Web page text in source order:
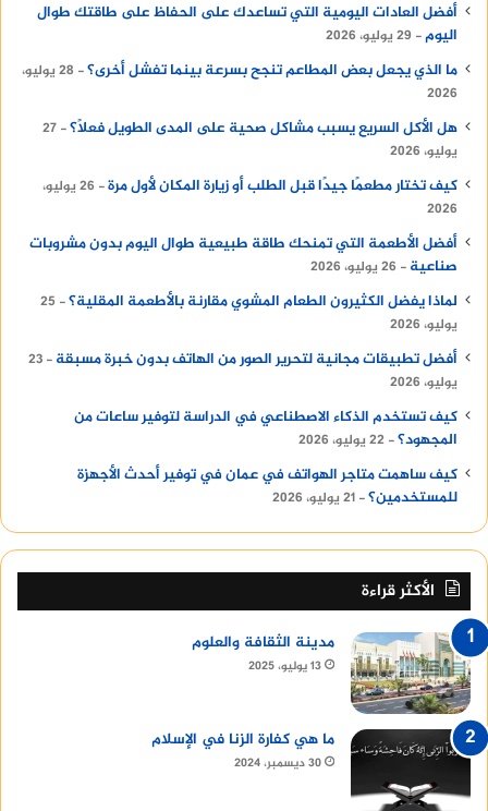
أفضل العادات اليومية التي تساعدك على الحفاظ على طاقتك طوال
اليوم
29 يوليو، 2026
ما الذي يجعل بعض المطاعم تنجح بسرعة بينما تفشل أخرى؟
28 يوليو،
2026
هل الأكل السريع يسبب مشاكل صحية على المدى الطويل فعلًا؟ 27
يوليو، 2026
كيف تختار مطعمًا جيدًا قبل الطلب أو زيارة المكان لأول مرة
26 يوليو،
2026
أفضل الأطعمة التي تمنحك طاقة طبيعية طوال اليوم بدون مشروبات
صناعية
26 يوليو، 2026
لماذا يفضل الكثيرون الطعام المشوي مقارنة بالأطعمة المقلية؟
25
يوليو، 2026
أفضل تطبيقات مجانية لتحرير الصور من الهاتف بدون خبرة مسبقة
23
يوليو، 2026
كيف تستخدم الذكاء الاصطناعي في الدراسة لتوفير ساعات من
المجهود؟ 22 يوليو، 2026
كيف ساهمت متاجر الهواتف في عمان في توفير أحدث الأجهزة
للمستخدمين؟ 21 يوليو، 2026
الأكثر قراءة
مدينة الثقافة والعلوم
13 يوليو، 2025
ما هي كفارة الزنا في الإسلام
30 ديسمبر، 2024